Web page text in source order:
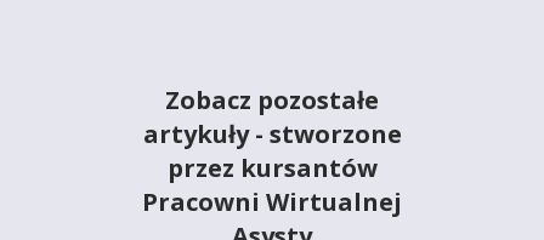
Zobacz pozostałe
artykuły - stworzone
przez kursantów
Pracowni Wirtualnej